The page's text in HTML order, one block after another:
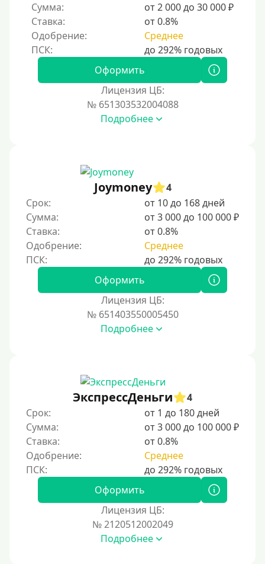
Без посредников
Процент
С пролонгацией (продлением)
Под высокий процент
С ежемесячным платежом
Под низкий процент
Без процентов
Первый займ без процентов
Без процентов на 30 дней
С возможностью частичного погашения
Надежные
Без обмана
Без предоплат
Без электронной почты
С автоматическим одобрением
Без номера телефона
Без платных услуг и подписок
Сумма:
от 2 000 до 30 000 ₽
Ставка:
от 0.8%
Одобрение:
Среднее
Оформить
Лицензия ЦБ:
№ 651303532004088
Подробнее
Joymoney
4
Срок:
от 10 до 168 дней
Сумма:
от 3 000 до 100 000 ₽
Ставка:
от 0.8%
Одобрение:
Среднее
Оформить
Лицензия ЦБ:
№ 651403550005450
Подробнее
ЭкспрессДеньги
4
Срок:
от 1 до 180 дней
Сумма:
от 3 000 до 100 000 ₽
Ставка:
от 0.8%
Одобрение:
Среднее
Оформить
Лицензия ЦБ:
№ 2120512002049
Подробнее